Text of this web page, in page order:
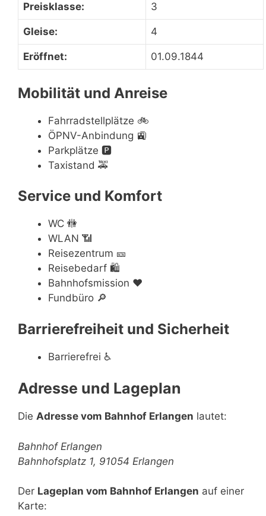
Preisklasse: 3
Gleise: 4
Eröffnet: 01.09.1844
Mobilität und Anreise
Fahrradstellplätze 🚲
ÖPNV-Anbindung 🚉
Parkplätze 🅿️
Taxistand 🚕
Service und Komfort
WC 🚻
WLAN 📶
Reisezentrum 🎫
Reisebedarf 🛍
Bahnhofsmission ❤️
Fundbüro 🔎
Barrierefreiheit und Sicherheit
Barrierefrei ♿
Adresse und Lageplan
Die Adresse vom Bahnhof Erlangen lautet:
Bahnhof Erlangen
Bahnhofsplatz 1, 91054 Erlangen
Der Lageplan vom Bahnhof Erlangen auf einer
Karte: